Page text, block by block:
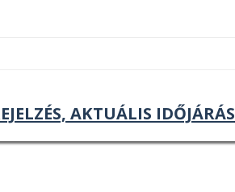
AKTUÁLIS IDŐJÁRÁS